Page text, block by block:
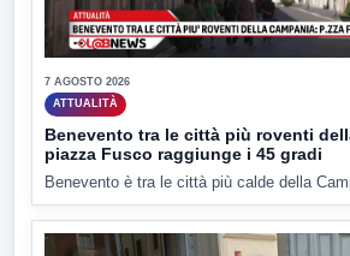
7 AGOSTO 2026
ATTUALITÀ
Benevento tra le città più roventi
piazza Fusco raggiunge i 45 gradi
Benevento è tra le città più calde della